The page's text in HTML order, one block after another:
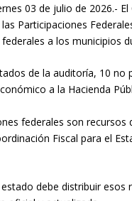
03 de julio de 2026.-
Participaciones
a los municipios
de la auditoría, 10
a la Hacienda
federales son
Fiscal para el
debe distribuir esos